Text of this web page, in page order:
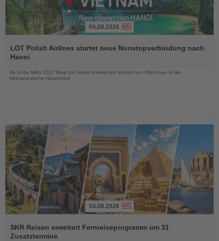
Sie
die
04.08.2026
LOT Polish Airlines startet neue Nonstopverbindung nach
Hanoi
Ab Ende März 2027 fliegt die Airline dreimal pro Woche von Warschau in die
vietnamesische Hauptstadt
Sie
die
04.08.2026
SKR Reisen erweitert Fernreiseprogramm um 31
Zusatztermine